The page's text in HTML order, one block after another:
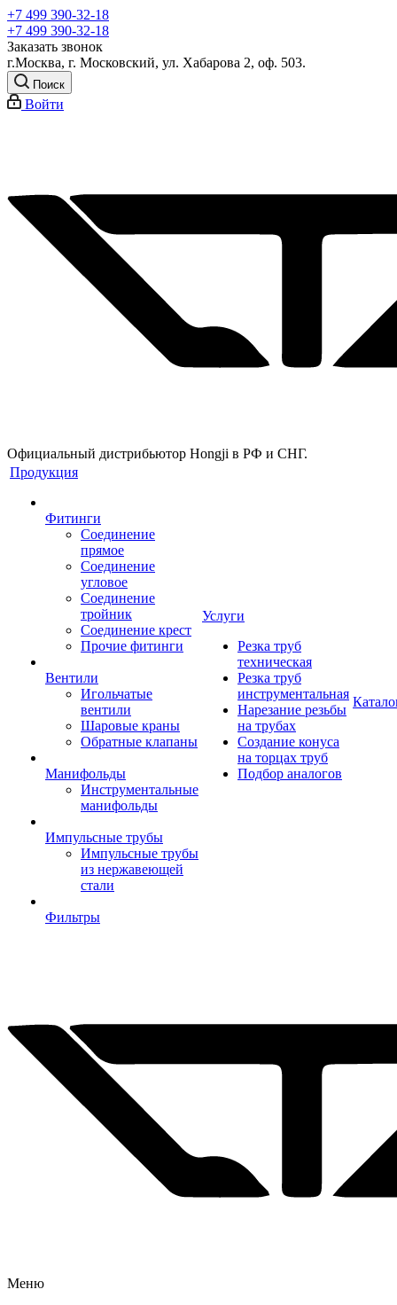
+7 499 390-32-18
+7 499 390-32-18
Заказать звонок
г.Москва, г. Московский, ул. Хабарова 2, оф. 503.
Поиск
Войти
Официальный дистрибьютор Hongji в РФ и СНГ.
Продукция
Фитинги
Соединение
прямое
Соединение
угловое
Соединение
тройник
Соединение крест
Прочие фитинги
Вентили
Игольчатые
вентили
Шаровые краны
Обратные клапаны
Манифольды
Инструментальные
манифольды
Импульсные трубы
Импульсные трубы
из нержавеющей
стали
Фильтры
Услуги
Резка труб
техническая
Резка труб
инструментальная
Нарезание резьбы
на трубах
Создание конуса
на торцах труб
Подбор аналогов
Меню